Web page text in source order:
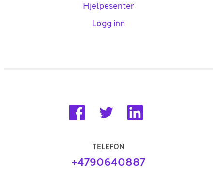
Hjelpesenter
Logg inn
TELEFON
+4790640887